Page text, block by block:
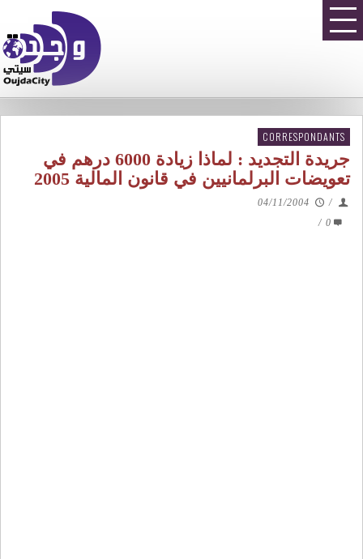
CORRESPONDANTS
جريدة التجديد : لماذا زيادة 6000 درهم في
تعويضات البرلمانيين في قانون المالية 2005
/
04/11/2004
0
/